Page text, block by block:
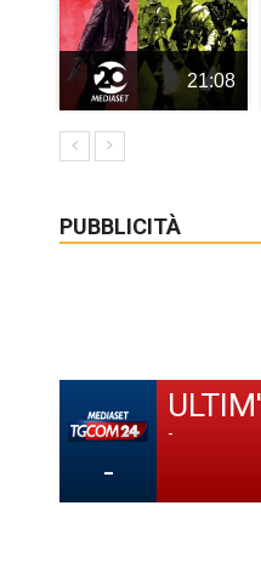
21:08
PUBBLICITÀ
-
-